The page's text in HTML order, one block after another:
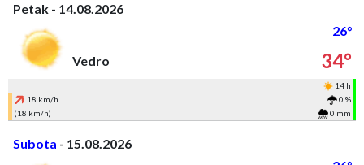
Petak - 14.08.2026
26°
Vedro
34°
14 h
18 km/h
0 %
(18 km/h)
0 mm
Subota - 15.08.2026